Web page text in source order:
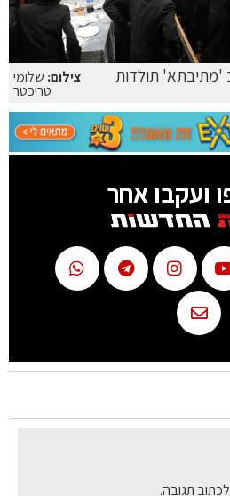
'מתיבתא' תולדות צילום: שלומי
טריכטר
ועקבו אחר
תגובה.